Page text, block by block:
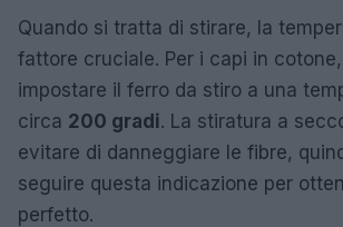
Quando si tratta di stirare, la
fattore cruciale. Per i capi in
impostare il ferro da stiro a una
circa 200 gradi. La stiratura a
evitare di danneggiare le fibre,
seguire questa indicazione per
perfetto.